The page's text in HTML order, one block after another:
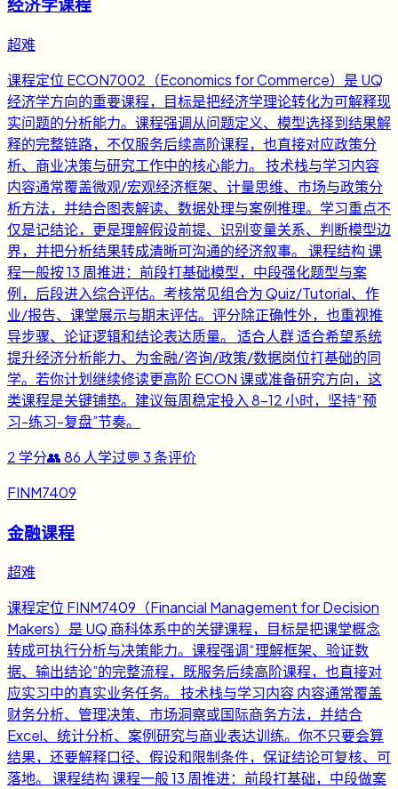
经济学课程
超难
课程定位 ECON7002（Economics for Commerce）是 UQ
经济学方向的重要课程，目标是把经济学理论转化为可解释现
实问题的分析能力。课程强调从问题定义、模型选择到结果解
释的完整链路，不仅服务后续高阶课程，也直接对应政策分
析、商业决策与研究工作中的核心能力。 技术栈与学习内容
内容通常覆盖微观/宏观经济框架、计量思维、市场与政策分
析方法，并结合图表解读、数据处理与案例推理。学习重点不
仅是记结论，更是理解假设前提、识别变量关系、判断模型边
界，并把分析结果转成清晰可沟通的经济叙事。 课程结构 课
程一般按 13 周推进：前段打基础模型，中段强化题型与案
例，后段进入综合评估。考核常见组合为 Quiz/Tutorial、作
业/报告、课堂展示与期末评估。评分除正确性外，也重视推
导步骤、论证逻辑和结论表达质量。 适合人群 适合希望系统
提升经济分析能力、为金融/咨询/政策/数据岗位打基础的同
学。若你计划继续修读更高阶 ECON 课或准备研究方向，这
类课程是关键铺垫。建议每周稳定投入 8-12 小时，坚持“预
习-练习-复盘”节奏。
2 学分👥86 人学过💬 3条评价
FINM7409
金融课程
超难
课程定位 FINM7409（Financial Management for Decision
Makers）是 UQ 商科体系中的关键课程，目标是把课堂概念
转成可执行分析与决策能力。课程强调“理解框架、验证数
据、输出结论”的完整流程，既服务后续高阶课程，也直接对
应实习中的真实业务任务。 技术栈与学习内容 内容通常覆盖
财务分析、管理决策、市场洞察或国际商务方法，并结合
Excel、统计分析、案例研究与商业表达训练。你不只要会算
结果，还要解释口径、假设和限制条件，保证结论可复核、可
落地。 课程结构 课程一般 13 周推进：前段打基础，中段做案